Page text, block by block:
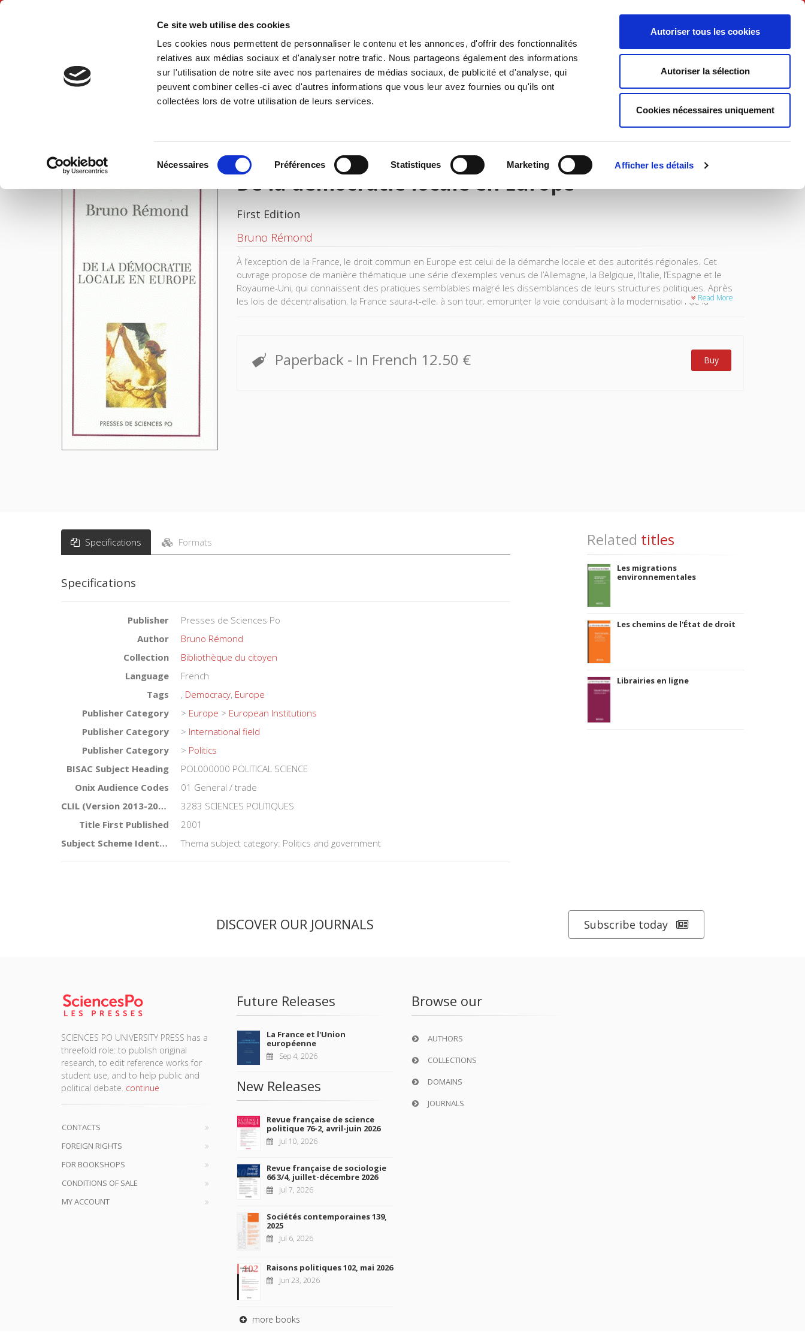
Ce site web utilise des cookies
Les cookies nous permettent de personnaliser le contenu et les annonces, d'offrir des fonctionnalités
relatives aux médias sociaux et d'analyser notre trafic. Nous partageons également des informations
sur l'utilisation de notre site avec nos partenaires de médias sociaux, de publicité et d'analyse, qui
peuvent combiner celles-ci avec d'autres informations que vous leur avez fournies ou qu'ils ont
collectées lors de votre utilisation de leurs services.
Nécessaires Préférences Statistiques Marketing Afficher les détails
Autoriser tous les cookies
Autoriser la sélection
Cookies nécessaires uniquement
English
Home Environment History International Politics
Home De la démocratie locale en Europe
De la démocratie locale en Europe
First Edition
Bruno Rémond
À l’exception de la France, le droit commun en Europe est celui de la démarche locale et des autorités régionales. Cet
ouvrage propose de manière thématique une série d’exemples venus de l’Allemagne, la Belgique, l’Italie, l’Espagne et le
Royaume-Uni, qui connaissent des pratiques semblables malgré les dissemblances de leurs structures politiques. Après
les lois de décentralisation, la France saura-t-elle, à son tour, emprunter la voie conduisant à la modernisation de laRead More
Paperback - In French 12.50 € Buy
Specifications Formats
Specifications
Publisher
Presses de Sciences Po
Author
Bruno Rémond
Collection
Bibliothèque du citoyen
Language
French
Tags
, Democracy, Europe
Publisher Category
> Europe > European Institutions
Publisher Category
> International field
Publisher Category
> Politics
BISAC Subject Heading
POL000000 POLITICAL SCIENCE
Onix Audience Codes
01 General / trade
CLIL (Version 2013-2019)
3283 SCIENCES POLITIQUES
Title First Published
2001
Subject Scheme Identifier Code
Thema subject category: Politics and government
Related titles
Les migrations
environnementales
Les chemins de l'État de droit
Librairies en ligne
DISCOVER OUR JOURNALS Subscribe today
SCIENCES PO UNIVERSITY PRESS has a
threefold role: to publish original
research, to edit reference works for
student use, and to help public and
political debate. continue
CONTACTS
FOREIGN RIGHTS
FOR BOOKSHOPS
CONDITIONS OF SALE
MY ACCOUNT
Future Releases
La France et l'Union
européenne
Sep 4, 2026
New Releases
Revue française de science
politique 76-2, avril-juin 2026
Jul 10, 2026
Revue française de sociologie
66 3/4, juillet-décembre 2026
Jul 7, 2026
Sociétés contemporaines 139,
2025
Jul 6, 2026
Raisons politiques 102, mai 2026
Jun 23, 2026
more books
Browse our
AUTHORS
COLLECTIONS
DOMAINS
JOURNALS